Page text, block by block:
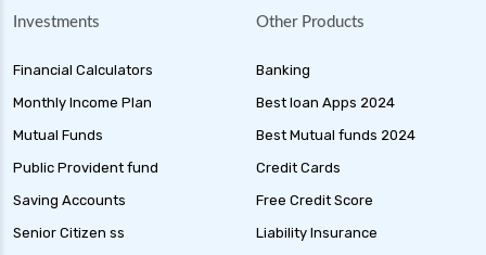
Investments
Financial Calculators
Monthly Income Plan
Mutual Funds
Public Provident fund
Saving Accounts
Senior Citizen ss
Other Products
Banking
Best loan Apps 2024
Best Mutual funds 2024
Credit Cards
Free Credit Score
Liability Insurance